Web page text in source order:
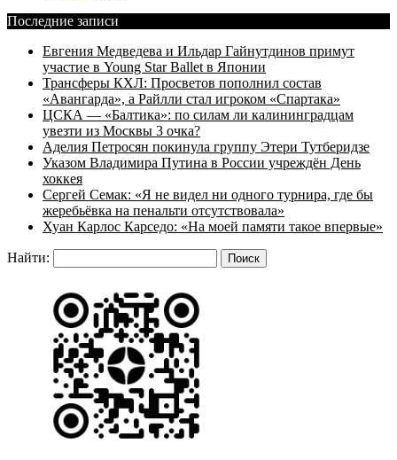
Последние записи
Евгения Медведева и Ильдар Гайнутдинов примут
участие в Young Star Ballet в Японии
Трансферы КХЛ: Просветов пополнил состав
«Авангарда», а Райлли стал игроком «Спартака»
ЦСКА — «Балтика»: по силам ли калининградцам
увезти из Москвы 3 очка?
Аделия Петросян покинула группу Этери Тутберидзе
Указом Владимира Путина в России учреждён День
хоккея
Сергей Семак: «Я не видел ни одного турнира, где бы
жеребьёвка на пенальти отсутствовала»
Хуан Карлос Карседо: «На моей памяти такое впервые»
Найти: